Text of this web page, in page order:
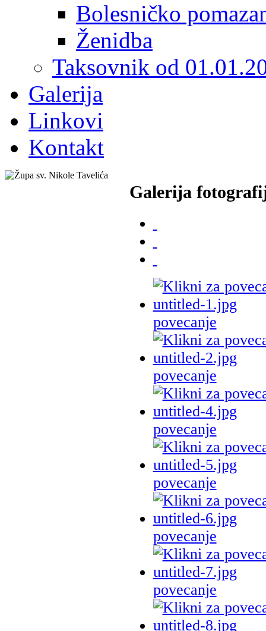
Bolesničko
Ženidba
Taksovnik od
Galerija
Linkovi
Kontakt
Galerija
povecanje
povecanje
povecanje
povecanje
povecanje
povecanje